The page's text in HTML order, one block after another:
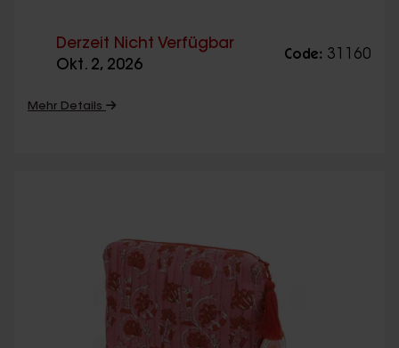
Derzeit Nicht Verfügbar
Okt. 2, 2026
Code: 31160
Mehr Details